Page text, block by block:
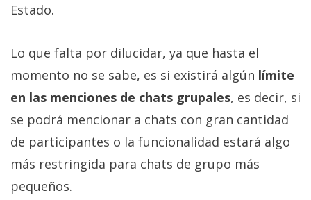
Estado.
Lo que falta por dilucidar, ya que hasta el
momento no se sabe, es si existirá algún límite
en las menciones de chats grupales, es decir, si
se podrá mencionar a chats con gran cantidad
de participantes o la funcionalidad estará algo
más restringida para chats de grupo más
pequeños.